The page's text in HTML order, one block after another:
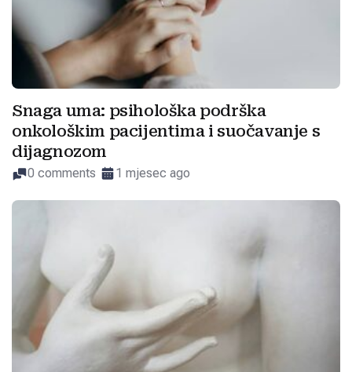
Snaga uma: psihološka podrška
onkološkim pacijentima i suočavanje s
dijagnozom
0 comments 1 mjesec ago